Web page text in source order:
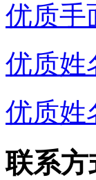
优质手
优质姓
优质姓
联系方